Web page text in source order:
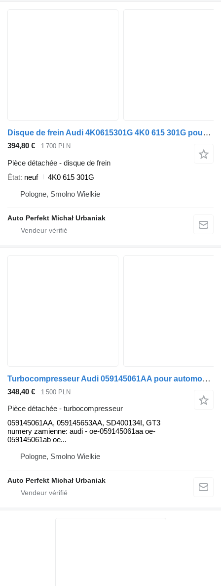
Disque de frein Audi 4K0615301G 4K0 615 301G pour automobile Audi A6 C8 Allroad
394,80 € 1 700 PLN
Pièce détachée - disque de frein
État neuf
4K0 615 301G
Pologne, Smolno Wielkie
Auto Perfekt Michał Urbaniak
Turbocompresseur Audi 059145061AA pour automobile Audi A6, A7, Q5, SQ5
348,40 € 1 500 PLN
Pièce détachée - turbocompresseur
059145061AA, 059145653AA, SD400134I, GT3
numery zamienne: audi - oe-059145061aa oe-
059145061ab oe...
Pologne, Smolno Wielkie
Auto Perfekt Michał Urbaniak